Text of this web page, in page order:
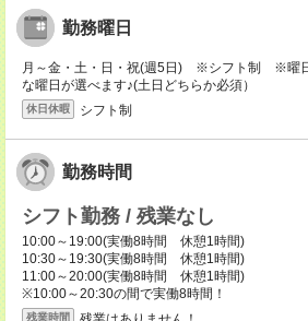
勤務曜日
月～金・土・日・祝(週5日) ※シフト制 ※曜日
な曜日が選べます♪(土日どちらか必須）
休日休暇 シフト制
勤務時間
シフト勤務 / 残業なし
10:00～19:00(実働8時間 休憩1時間)
10:30～19:30(実働8時間 休憩1時間)
11:00～20:00(実働8時間 休憩1時間)
※10:00～20:30の間で実働8時間！
残業時間